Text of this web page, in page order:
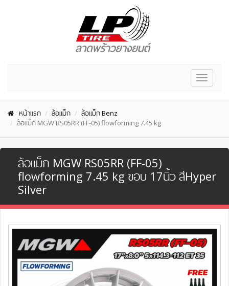
Toggle
หน้าแรก ล้อแม็ก
ล้อแม็ก Benz
ล้อแม็ก MGW RS05RR (FF-05) flowforming 7.45 kg
ล้อแม็ก MGW RS05RR (FF-05)
flowforming 7.45 kg ขอบ 17นิ้ว สีHyper
Silver